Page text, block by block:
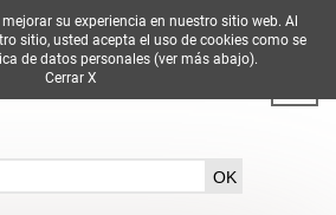
DE EN ES FR
su experiencia en nuestro sitio web. Al
sitio, usted acepta el uso de cookies como se
de datos personales (ver más abajo).
Cerrar X